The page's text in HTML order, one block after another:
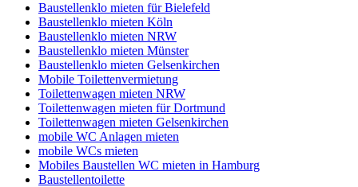
Baustellenklo mieten für Bielefeld
Baustellenklo mieten Köln
Baustellenklo mieten NRW
Baustellenklo mieten Münster
Baustellenklo mieten Gelsenkirchen
Mobile Toilettenvermietung
Toilettenwagen mieten NRW
Toilettenwagen mieten für Dortmund
Toilettenwagen mieten Gelsenkirchen
mobile WC Anlagen mieten
mobile WCs mieten
Mobiles Baustellen WC mieten in Hamburg
Baustellentoilette